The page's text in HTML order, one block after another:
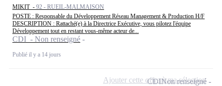
MIKIT - 92 - RUEIL-MALMAISON
POSTE : Responsable du Développement Réseau Management & Production H/F
DESCRIPTION : Rattaché(e) à la Directrice Exécutive, vous pilotez l'équipe
Développement tout en restant vous-même acteur de...
CDI - Non renseigné
Publié il y a 14 jours
CDINon renseigné
Ajouter cette offre à ma sélection